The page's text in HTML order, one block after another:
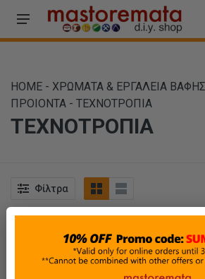
HOME - ΧΡΩΜΑΤΑ & ΕΡΓΑΛΕΙΑ ΒΑΦΗΣ
ΠΡΟΙΟΝΤΑ - ΤΕΧΝΟΤΡΟΠΙΑ
ΤΕΧΝΟΤΡΟΠΙΑ
Φίλτρα